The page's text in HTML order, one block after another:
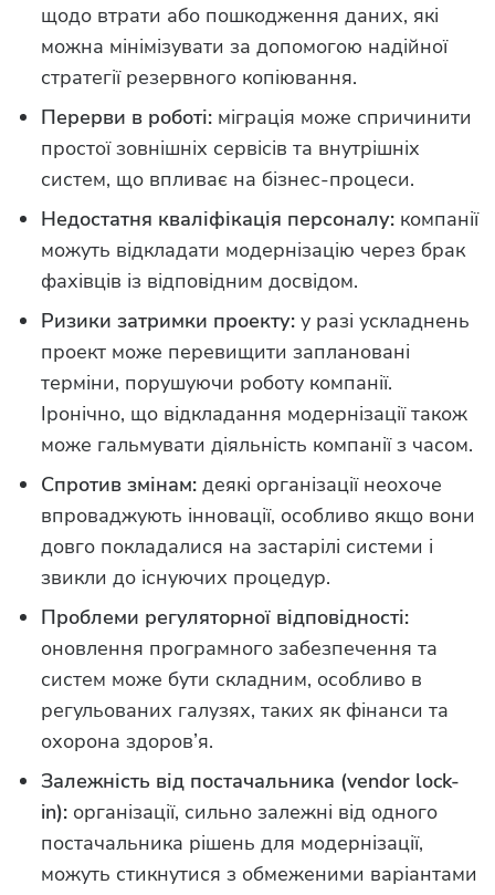
щодо втрати або пошкодження даних, які
можна мінімізувати за допомогою надійної
стратегії резервного копіювання.
Перерви в роботі: міграція може спричинити
простої зовнішніх сервісів та внутрішніх
систем, що впливає на бізнес-процеси.
Недостатня кваліфікація персоналу: компанії
можуть відкладати модернізацію через брак
фахівців із відповідним досвідом.
Ризики затримки проекту: у разі ускладнень
проект може перевищити заплановані
терміни, порушуючи роботу компанії.
Іронічно, що відкладання модернізації також
може гальмувати діяльність компанії з часом.
Спротив змінам: деякі організації неохоче
впроваджують інновації, особливо якщо вони
довго покладалися на застарілі системи і
звикли до існуючих процедур.
Проблеми регуляторної відповідності:
оновлення програмного забезпечення та
систем може бути складним, особливо в
регульованих галузях, таких як фінанси та
охорона здоров’я.
Залежність від постачальника (vendor lock-
in): організації, сильно залежні від одного
постачальника рішень для модернізації,
можуть стикнутися з обмеженими варіантами